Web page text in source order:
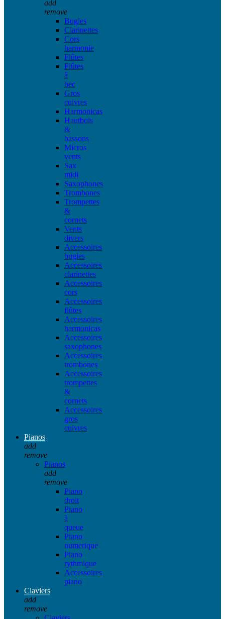
add
remove
Bugles
Clarinettes
Cors
harmonie
Flûtes
Flûtes
à
bec
Gros
cuivres
Harmonicas
Hautbois
&
bassons
Micros
vents
Sax
midi
Saxophones
Trombones
Trompettes
&
cornets
Vents
divers
Accessoires
bugles
Accessoires
clarinettes
Accessoires
cors
Accessoires
flûtes
Accessoires
harmonicas
Accessoires
saxophones
Accessoires
trombones
Accessoires
trompettes
&
cornets
Accessoires
gros
cuivres
Pianos
add
remove
Pianos
add
remove
Piano
droit
Piano
à
queue
Piano
numerique
Piano
rythmique
Accessoires
piano
Claviers
add
remove